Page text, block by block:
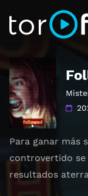
Para ganar más
controvertido
resultados